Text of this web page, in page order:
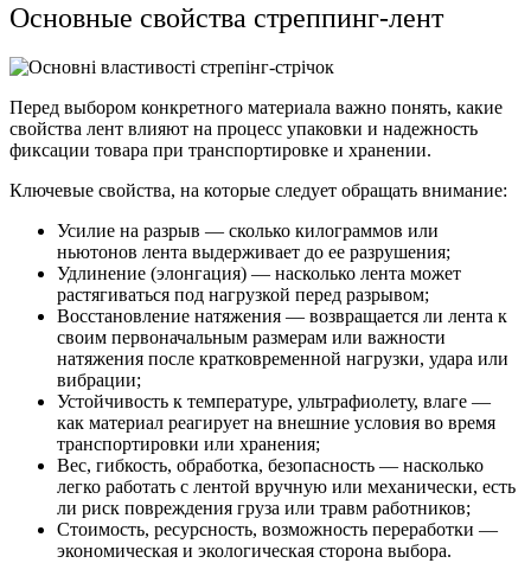
Основные свойства стреппинг-лент
Перед выбором конкретного материала важно понять, какие
свойства лент влияют на процесс упаковки и надежность
фиксации товара при транспортировке и хранении.
Ключевые свойства, на которые следует обращать внимание:
Усилие на разрыв — сколько килограммов или
ньютонов лента выдерживает до ее разрушения;
Удлинение (элонгация) — насколько лента может
растягиваться под нагрузкой перед разрывом;
Восстановление натяжения — возвращается ли лента к
своим первоначальным размерам или важности
натяжения после кратковременной нагрузки, удара или
вибрации;
Устойчивость к температуре, ультрафиолету, влаге —
как материал реагирует на внешние условия во время
транспортировки или хранения;
Вес, гибкость, обработка, безопасность — насколько
легко работать с лентой вручную или механически, есть
ли риск повреждения груза или травм работников;
Стоимость, ресурсность, возможность переработки —
экономическая и экологическая сторона выбора.